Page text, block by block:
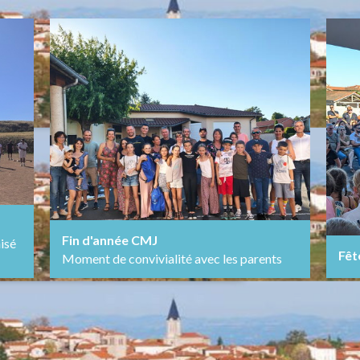
Fin d'année CMJ
Moment de convivialité avec les parents